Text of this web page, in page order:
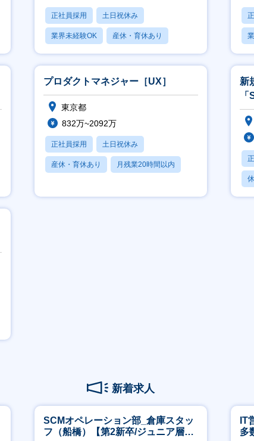
正社員採用 土日祝休み
業界未経験OK 産休・育休あり
月残業20時間以内
プロダクトマネジャー［UX］
東京都
832万~2092万
正社員採用 土日祝休み
産休・育休あり 月残業20時間以内
新
ク
新着求人
SCMオペレーション部_倉庫スタッ
フ（船橋）【第2新卒/ジュニア層歓
IT
多